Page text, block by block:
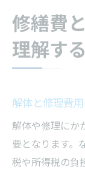
修繕費
理解す
解体と修理費
解体や修理にか
要となります。
税や所得税の負